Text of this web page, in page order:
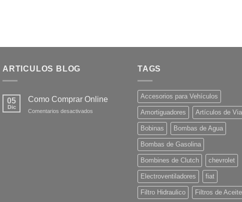
ARTICULOS BLOG
05
Dic
Como Comprar Online
Comentarios desactivados
TAGS
Accesorios para Vehículos
Amortiguadores Artículos de
Bobinas Bombas de Agua
Bombas de Gasolina
Bombines de Clutch chevrolet
Electroventiladores fiat
Filtro Hidraulico Filtros de Aceite